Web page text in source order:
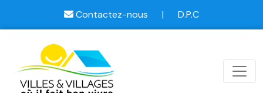
Contactez-nous | D.P.C